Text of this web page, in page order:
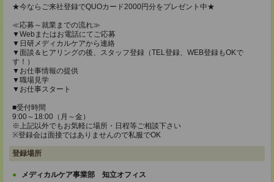
★今ならご来社登録でQUOカード2000円分をプレゼント中★
≪応募～就業までの流れ≫
▼Webまたはお電話にてご応募
▼日研メディカルケアから連絡
▼面談＆ヒアリングの後、スタッフ登録（TEL登録、WEB登録もOKで
す！）
▼お仕事情報の提供
▼職場見学
▼お仕事スタート
■受付時間
9:00～18:00（月～金）
※上記以外でもお気軽に場所・日程等ご相談下さい
※登録会は面接ではありませんので私服でOK
登録場所
メディカルケア事業部 知立オフィス